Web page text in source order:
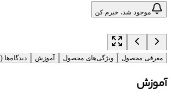
موجود شد، خبرم کن
معرفی محصول ویژگی‌های محصول آموزش دیدگاه‌ها (۰)
آموزش